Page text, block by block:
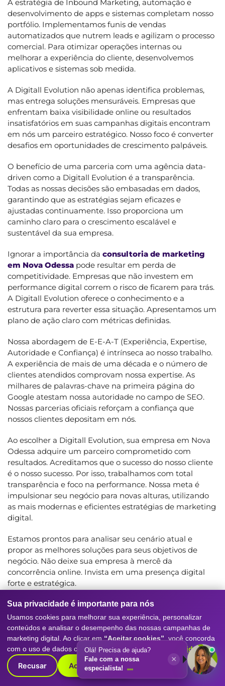
A estratégia de Inbound Marketing, automação e
desenvolvimento de apps e sistemas completam nosso
portfólio. Implementamos funis de vendas
automatizados que nutrem leads e agilizam o processo
comercial. Para otimizar operações internas ou
melhorar a experiência do cliente, desenvolvemos
aplicativos e sistemas sob medida.
A Digitall Evolution não apenas identifica problemas,
mas entrega soluções mensuráveis. Empresas que
enfrentam baixa visibilidade online ou resultados
insatisfatórios em suas campanhas digitais encontram
em nós um parceiro estratégico. Nosso foco é converter
desafios em oportunidades de crescimento palpáveis.
O benefício de uma parceria com uma agência data-
driven como a Digitall Evolution é a transparência.
Todas as nossas decisões são embasadas em dados,
garantindo que as estratégias sejam eficazes e
ajustadas continuamente. Isso proporciona um
caminho claro para o crescimento escalável e
sustentável da sua empresa.
Ignorar a importância da consultoria de marketing
em Nova Odessa pode resultar em perda de
competitividade. Empresas que não investem em
performance digital correm o risco de ficarem para trás.
A Digitall Evolution oferece o conhecimento e a
estrutura para reverter essa situação. Apresentamos um
plano de ação claro com métricas definidas.
Nossa abordagem de E-E-A-T (Experiência, Expertise,
Autoridade e Confiança) é intrínseca ao nosso trabalho.
A experiência de mais de uma década e o número de
clientes atendidos comprovam nossa expertise. As
milhares de palavras-chave na primeira página do
Google atestam nossa autoridade no campo de SEO.
Nossas parcerias oficiais reforçam a confiança que
nossos clientes depositam em nós.
Ao escolher a Digitall Evolution, sua empresa em Nova
Odessa adquire um parceiro comprometido com
resultados. Acreditamos que o sucesso do nosso cliente
é o nosso sucesso. Por isso, trabalhamos com total
transparência e foco na performance. Nossa meta é
impulsionar seu negócio para novas alturas, utilizando
as mais modernas e eficientes estratégias de marketing
digital.
Estamos prontos para analisar seu cenário atual e
propor as melhores soluções para seus objetivos de
negócio. Não deixe sua empresa à mercê da
concorrência online. Invista em uma presença digital
forte e estratégica.
Torne-se um parceiro da Digitall Evolution e inicie sua
jornada de crescimento digital. Entre em contato hoje
mesmo para solicitar um diagnóstico gratuito e
personalizado para sua empresa.
DÚVIDAS SOBRE CONSULTORIA DE
MARKETING EM NOVA ODESSA
Sua privacidade é importante para nós
Usamos cookies para melhorar sua experiência, personalizar
conteúdos e analisar o desempenho das nossas campanhas de
marketing digital. Ao clicar em “Aceitar cookies” , você concorda
com o uso de dados conforme nossaPolítica de Privacidade.
Recusar Aceitar cookies
Olá! Precisa de ajuda?
Fale com a nossa
especialista!
×